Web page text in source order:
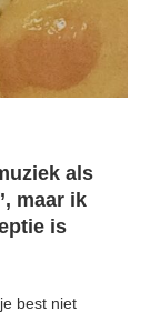
als
maar ik
is
best niet